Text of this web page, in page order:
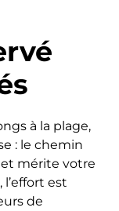
à la plage,
: le chemin
et mérite votre
est
de